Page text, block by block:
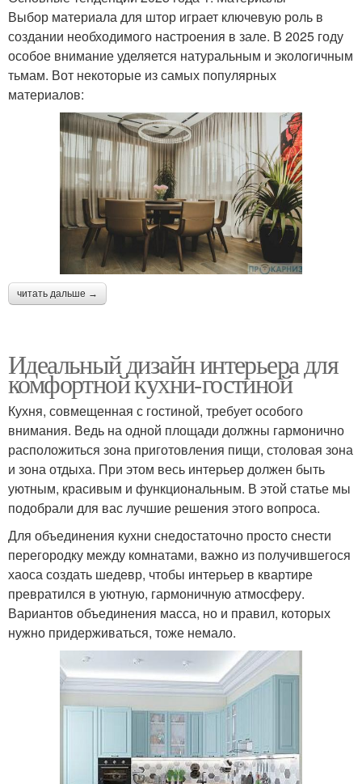
Выбор материала для штор играет ключевую роль в
создании необходимого настроения в зале. В 2025 году
особое внимание уделяется натуральным и экологичным
тьмам. Вот некоторые из самых популярных
материалов:
читать дальше →
Идеальный дизайн интерьера для
комфортной кухни-гостиной
Кухня, совмещенная с гостиной, требует особого
внимания. Ведь на одной площади должны гармонично
расположиться зона приготовления пищи, столовая зона
и зона отдыха. При этом весь интерьер должен быть
уютным, красивым и функциональным. В этой статье мы
подобрали для вас лучшие решения этого вопроса.
Для объединения кухни снедостаточно просто снести
перегородку между комнатами, важно из получившегося
хаоса создать шедевр, чтобы интерьер в квартире
превратился в уютную, гармоничную атмосферу.
Вариантов объединения масса, но и правил, которых
нужно придерживаться, тоже немало.